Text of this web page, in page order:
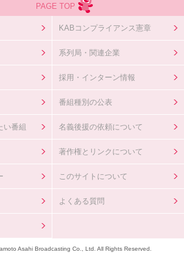
PAGE TOP
KABコンプライアンス憲章
系列局・関連企業
採用・インターン情報
番組種別の公表
い番組 名義後援の依頼について
著作権とリンクについて
このサイトについて
よくある質問
Asahi Broadcasting Co., Ltd. All Rights Reserved.